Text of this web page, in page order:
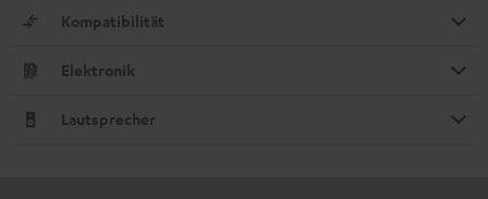
Kompatibilität
Elektronik
Lautsprecher